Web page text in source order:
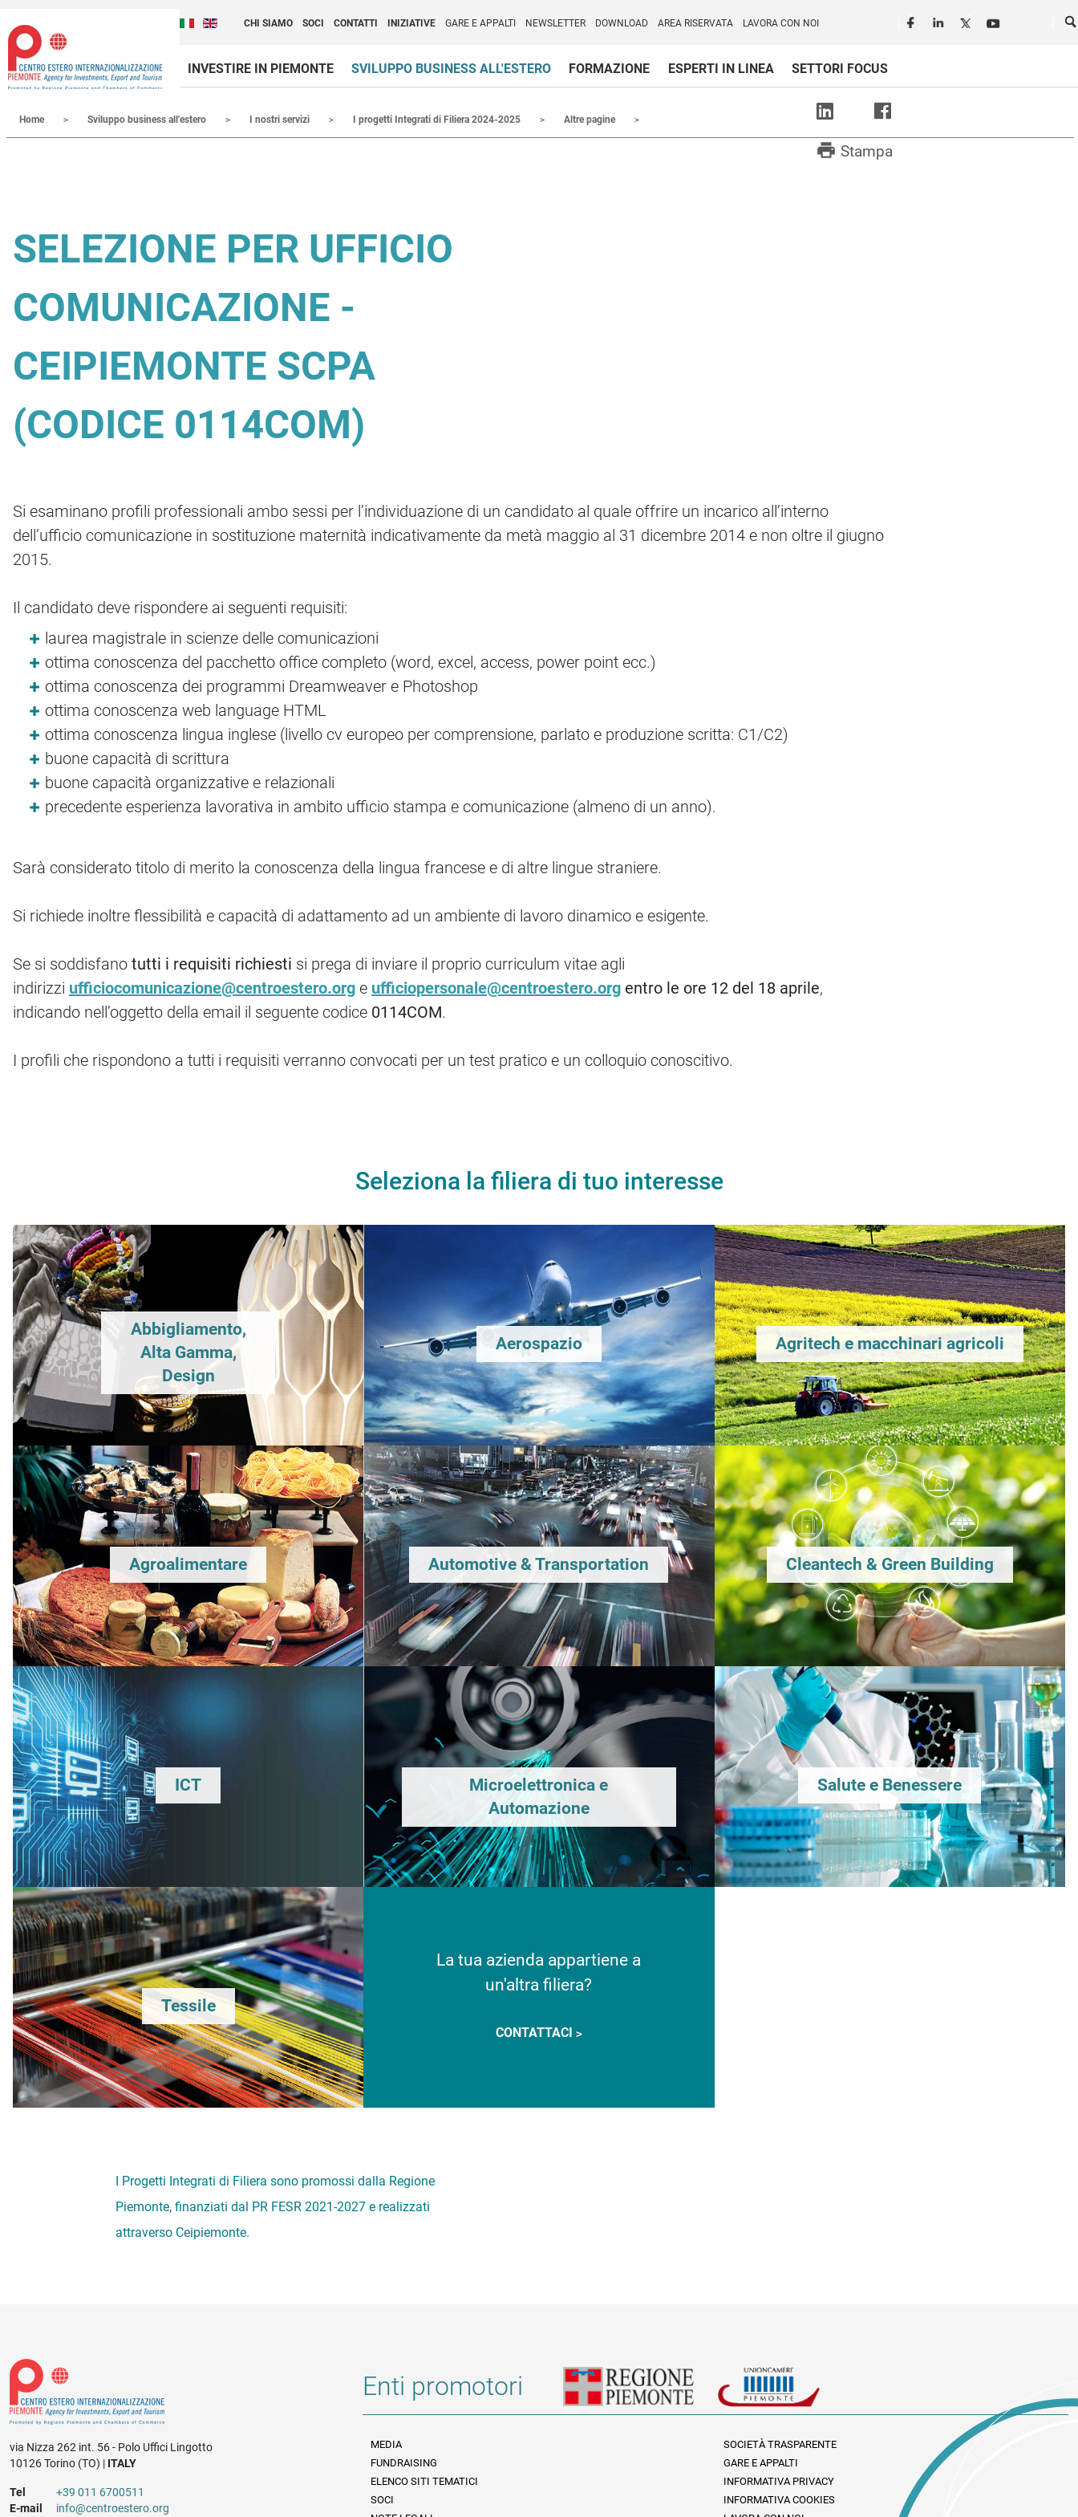
Italiano (Italia)
English (United Kingdom)
CHI SIAMO SOCI CONTATTI INIZIATIVE GARE E APPALTI NEWSLETTER DOWNLOAD AREA RISERVATA LAVORA CON NOI Seguici in rete
INVESTIRE IN PIEMONTE SVILUPPO BUSINESS ALL'ESTERO FORMAZIONE ESPERTI IN LINEA
SETTORI FOCUS
Home Sviluppo business all'estero I nostri servizi I progetti Integrati di Filiera 2024-2025 Altre pagine
print Stampa
SELEZIONE PER UFFICIO
COMUNICAZIONE -
CEIPIEMONTE SCPA
(CODICE 0114COM)
Si esaminano profili professionali ambo sessi per l’individuazione di un candidato al quale offrire un incarico all’interno
dell’ufficio comunicazione in sostituzione maternità indicativamente da metà maggio al 31 dicembre 2014 e non oltre il giugno
2015.
Il candidato deve rispondere ai seguenti requisiti:
laurea magistrale in scienze delle comunicazioni
ottima conoscenza del pacchetto office completo (word, excel, access, power point ecc.)
ottima conoscenza dei programmi Dreamweaver e Photoshop
ottima conoscenza web language HTML
ottima conoscenza lingua inglese (livello cv europeo per comprensione, parlato e produzione scritta: C1/C2)
buone capacità di scrittura
buone capacità organizzative e relazionali
precedente esperienza lavorativa in ambito ufficio stampa e comunicazione (almeno di un anno).
Sarà considerato titolo di merito la conoscenza della lingua francese e di altre lingue straniere.
Si richiede inoltre flessibilità e capacità di adattamento ad un ambiente di lavoro dinamico e esigente.
Se si soddisfano tutti i requisiti richiesti si prega di inviare il proprio curriculum vitae agli
indirizzi ufficiocomunicazione@centroestero.org e ufficiopersonale@centroestero.org entro le ore 12 del 18 aprile,
indicando nell’oggetto della email il seguente codice 0114COM.
I profili che rispondono a tutti i requisiti verranno convocati per un test pratico e un colloquio conoscitivo.
Seleziona la filiera di tuo interesse
Abbigliamento,
Alta Gamma,
Design
Aerospazio Agritech e macchinari agricoli
Agroalimentare Automotive & Transportation Cleantech & Green Building
ICT
Microelettronica e
Automazione
Salute e Benessere
Tessile
La tua azienda appartiene a
un'altra filiera?
CONTATTACI
I Progetti Integrati di Filiera sono promossi dalla Regione
Piemonte, finanziati dal PR FESR 2021-2027 e realizzati
attraverso Ceipiemonte.
via Nizza 262 int. 56 - Polo Uffici Lingotto
10126 Torino (TO) | ITALY
Tel
+39 011 6700511
E-mail
info@centroestero.org
Enti promotori
Informazioni legali e trasparenza
MEDIA
SOCIETÀ TRASPARENTE
FUNDRAISING
GARE E APPALTI
ELENCO SITI TEMATICI
INFORMATIVA PRIVACY
SOCI
INFORMATIVA COOKIES